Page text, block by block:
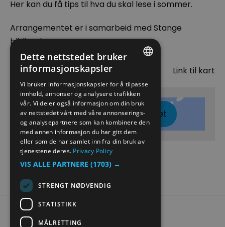
Her kan du få tips til hva du skal lese i sommer.
Arrangementet er i samarbeid med Stange
bibliotek.
Kart Link til kart
Klikk her for å vise kartet
Tilgjengelighetserklæring
NORWEGIAN
GERMAN
Dette nettstedet bruker
informasjonskapsler
Vi bruker informasjonskapsler for å tilpasse
innhold, annonser og analysere trafikken
vår. Vi deler også informasjon om din bruk
av nettstedet vårt med våre annonserings-
og analysepartnere som kan kombinere den
med annen informasjon du har gitt dem
eller som de har samlet inn fra din bruk av
tjenestene deres. Privacy Policy
VIS ALLE PARTNERE (1703) →
STRENGT NØDVENDIG
STATISTIKK
MÅLRETTING